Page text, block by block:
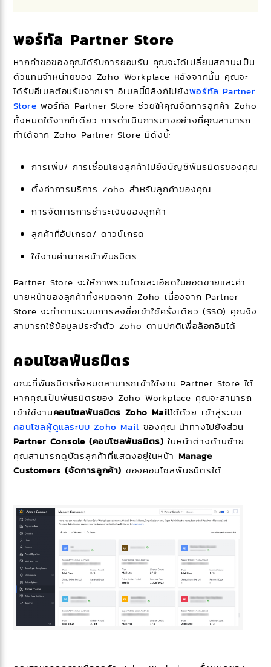
พอร์ทัล Partner Store
หากคำขอของคุณได้รับการยอมรับ คุณจะได้เปลี่ยนสถานะเป็น
ตัวแทนจำหน่ายของ Zoho Workplace หลังจากนั้น คุณจะ
ได้รับอีเมลต้อนรับจากเรา อีเมลนี้มีลิงก์ไปยังพอร์ทัล Partner
Store พอร์ทัล Partner Store ช่วยให้คุณจัดการลูกค้า Zoho
ทั้งหมดได้จากที่เดียว การดำเนินการบางอย่างที่คุณสามารถ
ทำได้จาก Zoho Partner Store มีดังนี้:
การเพิ่ม/ การเชื่อมโยงลูกค้าไปยังบัญชีพันธมิตรของคุณ
ตั้งค่าการบริการ Zoho สำหรับลูกค้าของคุณ
การจัดการการชำระเงินของลูกค้า
ลูกค้าที่อัปเกรด/ ดาวน์เกรด
ใช้งานค่านายหน้าพันธมิตร
Partner Store จะให้ภาพรวมโดยละเอียดในยอดขายและค่า
นายหน้าของลูกค้าทั้งหมดจาก Zoho เนื่องจาก Partner
Store จะทำตามระบบการลงชื่อเข้าใช้ครั้งเดียว (SSO) คุณจึง
สามารถใช้ข้อมูลประจำตัว Zoho ตามปกติเพื่อล็อกอินได้
คอนโซลพันธมิตร
ขณะที่พันธมิตรทั้งหมดสามารถเข้าใช้งาน Partner Store ได้
หากคุณเป็นพันธมิตรของ Zoho Workplace คุณจะสามารถ
เข้าใช้งานคอนโซลพันธมิตร Zoho Mailได้ด้วย เข้าสู่ระบบ
คอนโซลผู้ดูแลระบบ Zoho Mail ของคุณ นำทางไปยังส่วน
Partner Console (คอนโซลพันธมิตร) ในหน้าต่างด้านซ้าย
คุณสามารถดูบัตรลูกค้าที่แสดงอยู่ในหน้า Manage
Customers (จัดการลูกค้า) ของคอนโซลพันธมิตรได้